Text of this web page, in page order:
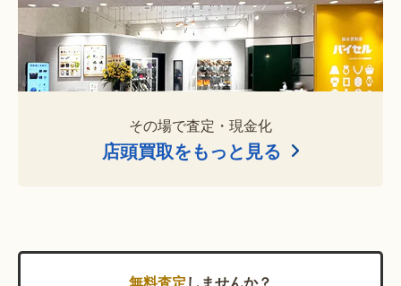
その場で査定・現金化
店頭買取をもっと見る